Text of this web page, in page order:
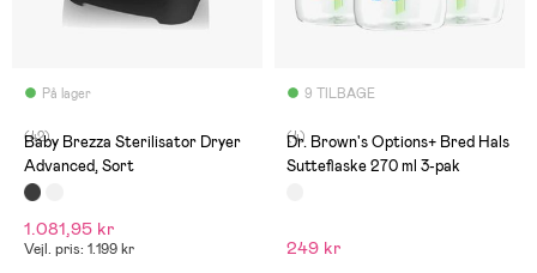
På lager
(42)
Baby Brezza Sterilisator Dryer
Advanced, Sort
1.081,95 kr
Vejl. pris: 1.199 kr
9 TILBAGE
(4)
Dr. Brown's Options+ Bred Hals
Sutteflaske 270 ml 3-pak
249 kr